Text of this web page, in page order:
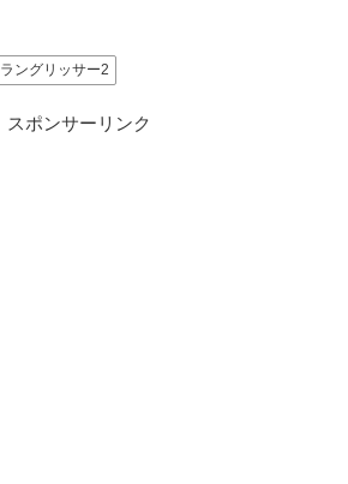
ラングリッサー2
スポンサーリンク